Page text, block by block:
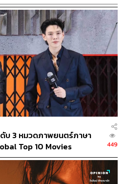
มีความแฟนตาซีอย่างเต็มตัว แต่ก็
สนอที่สมจริงDelicious in
งสองสิ่งนี้ด้วยการให้ความรู้
กัน ซึ่งอนิเมะก็ประสบความ
เพราะเวลาที่ตัวละครเริ่มสาธยาย
งานภาพเหล่านั้นก็น่าจะส่งผลก
ากก็น้อย แต่สิ่งที่น่าทึ่งยิ่งกว่า
งนั้นทางสตูดิโอเจ้าของผลงาน
มันออกมาในรูปแบบข้อมูลออฟฟิ
บ 3 หมวดภาพยนตร์ภาษา
Top 10 Movies
449